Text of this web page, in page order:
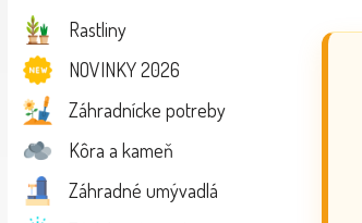
Rastliny
NOVINKY 2026
Záhradnícke potreby
Kôra a kameň
Záhradné umývadlá